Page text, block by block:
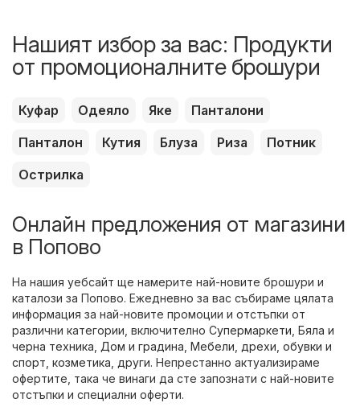
Нашият избор за вас: Продукти
от промоционалните брошури
Куфар Одеяло Яке
Панталони
Панталон
Кутия Блуза Риза
Потник
Острилка
Онлайн предложения от магазини
в Попово
На нашия уебсайт ще намерите най-новите брошури и
каталози за Попово. Ежедневно за вас събираме цялата
информация за най-новите промоции и отстъпки от
различни категории, включително Супермаркети Бяла и
черна техника Дом и градина Мебели дрехи, обувки и
спорт козметика други. Непрестанно актуализираме
офертите, така че винаги да сте запознати с най-новите
отстъпки и специални оферти.